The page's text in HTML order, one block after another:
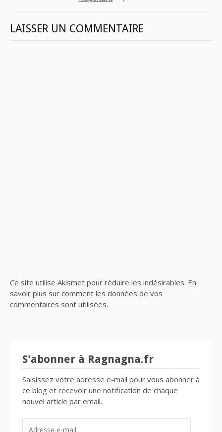
LAISSER UN COMMENTAIRE
Ce site utilise Akismet pour réduire les indésirables. En
savoir plus sur comment les données de vos
commentaires sont utilisées.
S'abonner à Ragnagna.fr
Saisissez votre adresse e-mail pour vous abonner à
ce blog et recevoir une notification de chaque
nouvel article par email.